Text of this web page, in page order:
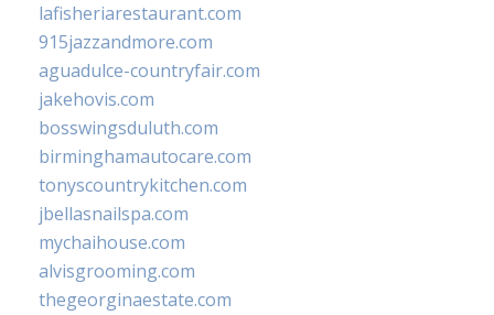
lafisheriarestaurant.com
915jazzandmore.com
aguadulce-countryfair.com
jakehovis.com
bosswingsduluth.com
birminghamautocare.com
tonyscountrykitchen.com
jbellasnailspa.com
mychaihouse.com
alvisgrooming.com
thegeorginaestate.com